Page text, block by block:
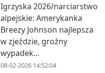
Igrzyska 2026/narciarstwo
alpejskie: Amerykanka
Breezy Johnson najlepsza
w zjeździe, groźny
wypadek...
08-02-2026 14:52:04